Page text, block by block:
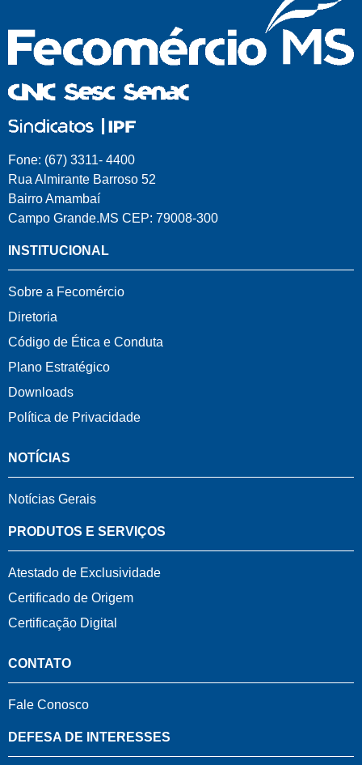
Fone: (67) 3311- 4400
Rua Almirante Barroso 52
Bairro Amambaí
Campo Grande.MS CEP: 79008-300
INSTITUCIONAL
Sobre a Fecomércio
Diretoria
Código de Ética e Conduta
Plano Estratégico
Downloads
Política de Privacidade
NOTÍCIAS
Notícias Gerais
PRODUTOS E SERVIÇOS
Atestado de Exclusividade
Certificado de Origem
Certificação Digital
CONTATO
Fale Conosco
DEFESA DE INTERESSES